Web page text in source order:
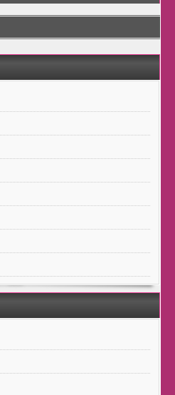
su svakom judskom biću.
koje se osjećaju ne-
dobro u svom tijelu i
biću.